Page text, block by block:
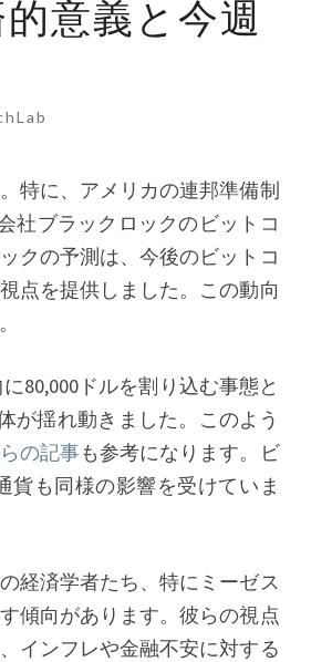
意義と今週
特に、アメリカの連邦準備制
社ブラックロックのビットコ
クの予測は、今後のビットコ
点を提供しました。この動向
80,000ドルを割り込む事態と
が揺れ動きました。このよう
の記事も参考になります。ビ
貨も同様の影響を受けていま
経済学者たち、特にミーゼス
傾向があります。彼らの視点
インフレや金融不安に対する